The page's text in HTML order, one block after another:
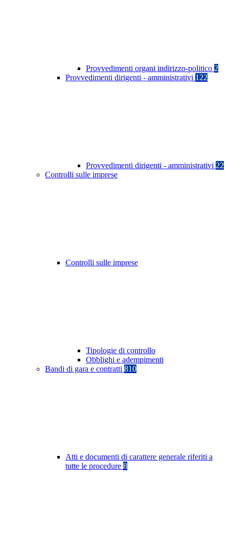
Provvedimenti organi indirizzo-politico 2
Provvedimenti dirigenti - amministrativi 122
Provvedimenti dirigenti - amministrativi 22
Controlli sulle imprese
Controlli sulle imprese
Tipologie di controllo
Obblighi e adempimenti
Bandi di gara e contratti 810
Atti e documenti di carattere generale riferiti a
tutte le procedure 8